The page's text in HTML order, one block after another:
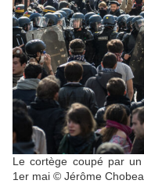
Le cortège coupé par
1er mai © Jérôme